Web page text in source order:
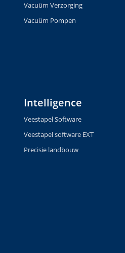
Vacuüm Verzorging
Vacuüm Pompen
Intelligence
Veestapel Software
Veestapel software EXT
Precisie landbouw